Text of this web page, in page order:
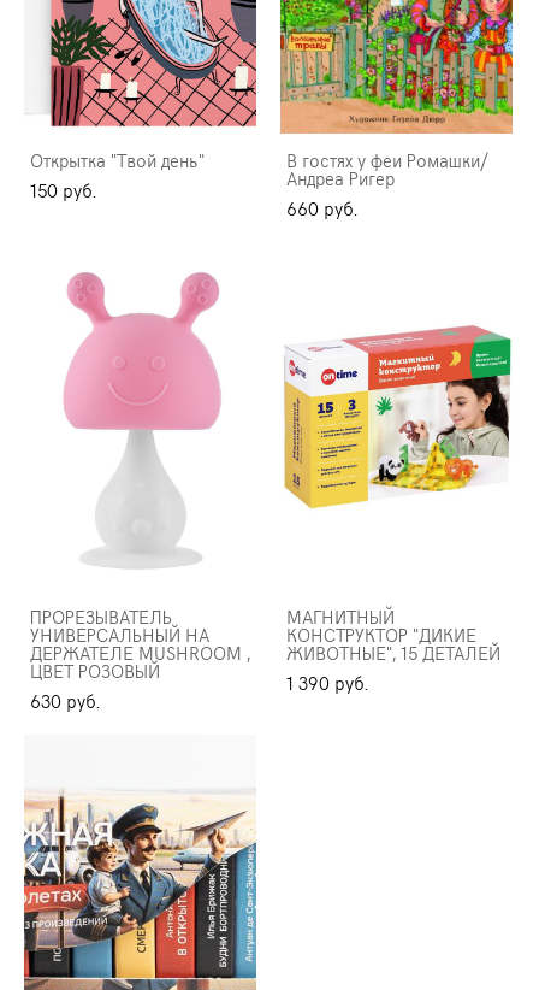
Открытка "Твой день"
150 pуб.
В гостях у феи Ромашки/
Андреа Ригер
660 pуб.
ПРОРЕЗЫВАТЕЛЬ
УНИВЕРСАЛЬНЫЙ НА
ДЕРЖАТЕЛЕ MUSHROOM ,
ЦВЕТ РОЗОВЫЙ
630 pуб.
МАГНИТНЫЙ
КОНСТРУКТОР "ДИКИЕ
ЖИВОТНЫЕ", 15 ДЕТАЛЕЙ
1 390 pуб.